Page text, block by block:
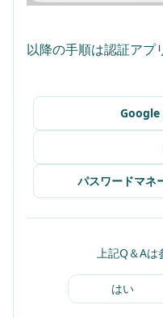
パスワードマネ
上記Q＆A
はい